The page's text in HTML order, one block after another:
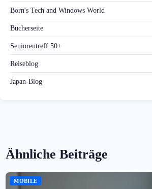
Born's Tech and Windows World
Bücherseite
Seniorentreff 50+
Reiseblog
Japan-Blog
Ähnliche Beiträge
MOBILE